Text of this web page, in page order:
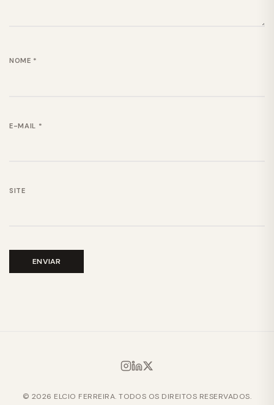
NOME *
E-MAIL *
SITE
© 2026 ELCIO FERREIRA. TODOS OS DIREITOS RESERVADOS.